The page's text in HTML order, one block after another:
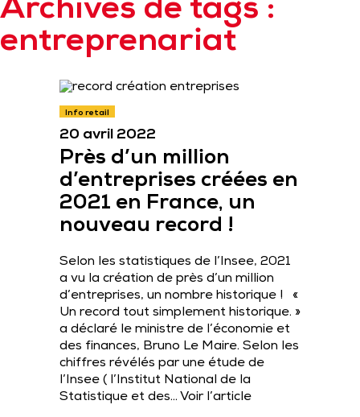
Archives de tags :
entreprenariat
Info retail
20 avril 2022
Près d’un million
d’entreprises créées en
2021 en France, un
nouveau record !
Selon les statistiques de l’Insee, 2021
a vu la création de près d’un million
d’entreprises, un nombre historique ! «
Un record tout simplement historique. »
a déclaré le ministre de l’économie et
des finances, Bruno Le Maire. Selon les
chiffres révélés par une étude de
l’Insee ( l’Institut National de la
Statistique et des… Voir l’article